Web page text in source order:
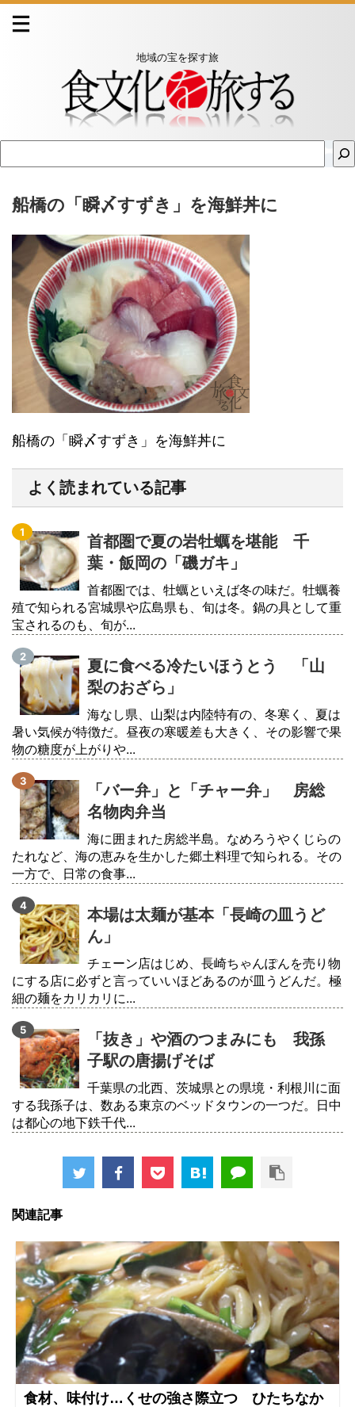
地域の宝を探す旅
船橋の「瞬〆すずき」を海鮮丼に
船橋の「瞬〆すずき」を海鮮丼に
よく読まれている記事
首都圏で夏の岩牡蠣を堪能 千
葉・飯岡の「磯ガキ」
首都圏では、牡蠣といえば冬の味だ。牡蠣養
殖で知られる宮城県や広島県も、旬は冬。鍋の具として重
宝されるのも、旬が...
夏に食べる冷たいほうとう 「山
梨のおざら」
海なし県、山梨は内陸特有の、冬寒く、夏は
暑い気候が特徴だ。昼夜の寒暖差も大きく、その影響で果
物の糖度が上がりや...
「バー弁」と「チャー弁」 房総
名物肉弁当
海に囲まれた房総半島。なめろうやくじらの
たれなど、海の恵みを生かした郷土料理で知られる。その
一方で、日常の食事...
本場は太麺が基本「長崎の皿うど
ん」
チェーン店はじめ、長崎ちゃんぽんを売り物
にする店に必ずと言っていいほどあるのが皿うどんだ。極
細の麺をカリカリに...
「抜き」や酒のつまみにも 我孫
子駅の唐揚げそば
千葉県の北西、茨城県との県境・利根川に面
する我孫子は、数ある東京のベッドタウンの一つだ。日中
は都心の地下鉄千代...
関連記事
食材、味付け…くせの強さ際立つ ひたちなか